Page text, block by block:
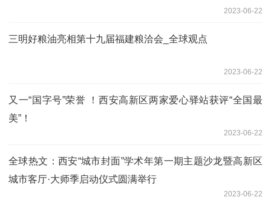
2023-06-22
三明好粮油亮相第十九届福建粮洽会_全球观点
2023-06-22
又一“国字号”荣誉 ！西安高新区两家爱心驿站获评“全国最
美”！
2023-06-22
全球热文：西安“城市封面”学术年第一期主题沙龙暨高新区
城市客厅·大师季启动仪式圆满举行
2023-06-22